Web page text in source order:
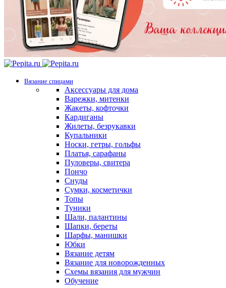
Вязание спицами
Аксессуары для дома
Варежки, митенки
Жакеты, кофточки
Кардиганы
Жилеты, безрукавки
Купальники
Носки, гетры, гольфы
Платья, сарафаны
Пуловеры, свитера
Пончо
Снуды
Сумки, косметички
Топы
Туники
Шали, палантины
Шапки, береты
Шарфы, манишки
Юбки
Вязание детям
Вязание для новорожденных
Схемы вязания для мужчин
Обучение